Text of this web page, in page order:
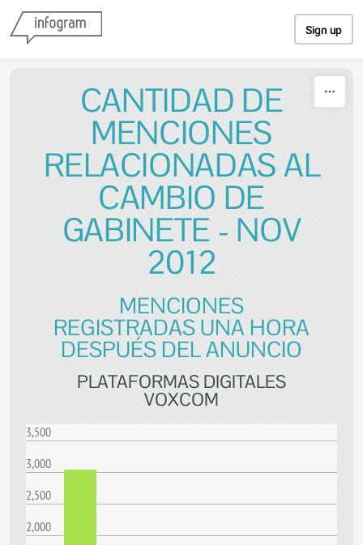
Sign up
CANTIDAD DE
MENCIONES
RELACIONADAS AL
CAMBIO DE
GABINETE - NOV
2012
MENCIONES
REGISTRADAS UNA HORA
DESPUÉS DEL ANUNCIO
PLATAFORMAS DIGITALES
VOXCOM
3,500
3,000
2,500
2,000